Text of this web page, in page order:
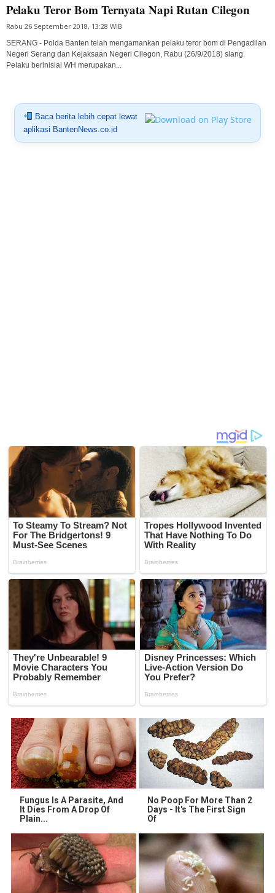
Pelaku Teror Bom Ternyata Napi Rutan Cilegon
Rabu 26 September 2018, 13:28 WIB
SERANG - Polda Banten telah mengamankan pelaku teror bom di Pengadilan
Negeri Serang dan Kejaksaan Negeri Cilegon, Rabu (26/9/2018) siang.
Pelaku berinisial WH merupakan...
Baca berita lebih cepat lewat
aplikasi BantenNews.co.id
Fungus Is A Parasite, And
It Dies From A Drop Of
Plain...
No Poop For More Than 2
Days - It's The First Sign
Of